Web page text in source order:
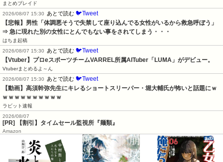
まとめブレイド
2026/08/07 15:30 あとで読む 🐦Tweet
【悲報】男性「体調悪そうで失禁して座り込んでる女性がいるから救急呼ぼう」
⇒ 急に現れた別の女性にとんでもない事をされてしまう・・・
はちま起稿
2026/08/07 15:30 あとで読む 🐦Tweet
【Vtuber】プロeスポーツチームVARREL所属AITuber「LUMA」がデビュー。
Vtuberまとめるよ～ん
2026/08/07 15:30 あとで読む 🐦Tweet
【動画】高須幹弥先生にキレるショートスリーパー・堀大輔氏が怖いと話題にｗ
ｗｗｗｗｗｗｗｗｗｗ
ラビット速報
2026/08/07
[PR] 【割引】タイムセール監視所『麺類』
Amazon